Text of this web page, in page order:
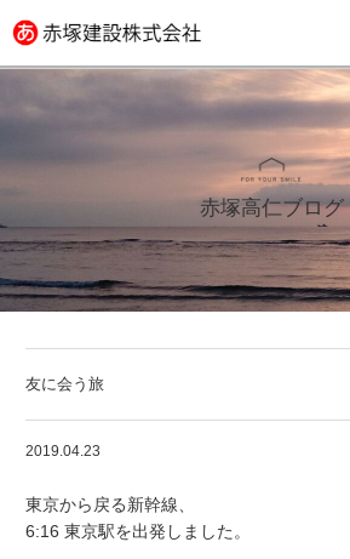
赤塚高仁ブログ
友に会う旅
2019.04.23
東京から戻る新幹線、
6:16 東京駅を出発しました。